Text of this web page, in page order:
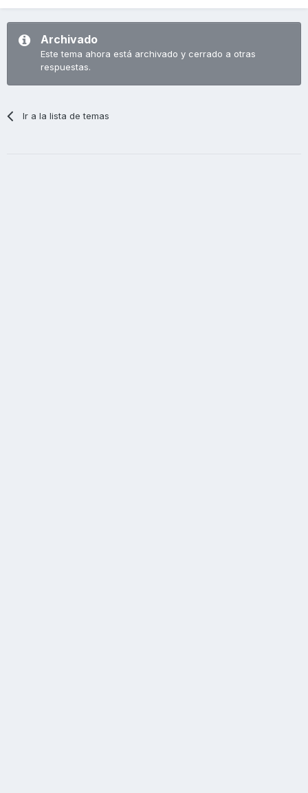
Archivado
Este tema ahora está archivado y cerrado a otras
respuestas.
Ir a la lista de temas